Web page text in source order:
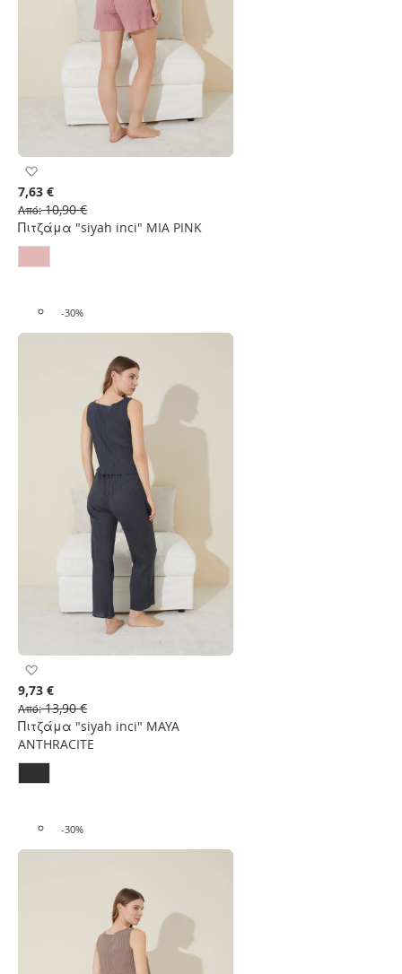
στη
Λίστα
Επιθυμιών
Πιτζάμα "siyah inci" MIA PINK
7,63 €
Από 10,90 €
-30%
στη
Λίστα
Επιθυμιών
Πιτζάμα "siyah inci" MAYA
ANTHRACITE
9,73 €
Από 13,90 €
-30%